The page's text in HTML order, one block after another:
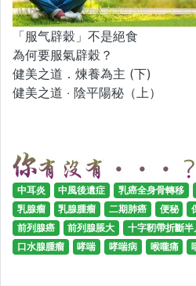
「服气辟穀」不是絕食
為何要服氣辟穀？
健美之道．煉養為主 (下)
健美之道 ‧ 陰平陽秘（上）
中耳炎 中風後遺症 乳癌全身骨轉移
乳腺瘤
乳腺腫瘤 二期肺癌 便秘
前列腺癌
前列腺脹大 十字靭帶折斷
口水腺腫瘤
哮喘 哮喘病 喉嚨痛